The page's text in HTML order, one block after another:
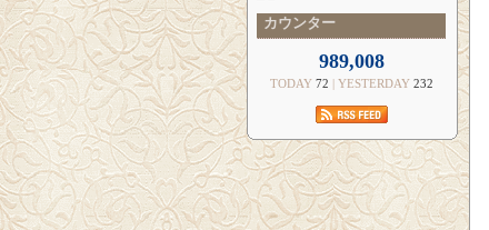
カウンター
989,008
TODAY 72 | YESTERDAY 232